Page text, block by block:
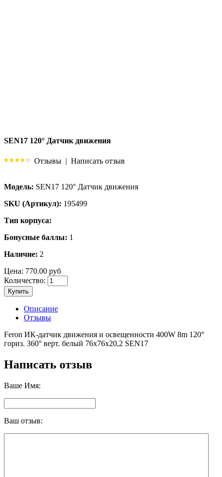
SEN17 120° Датчик движения
Отзывы | Написать отзыв
Модель: SEN17 120° Датчик движения
SKU (Артикул): 195499
Тип корпуса:
Бонусные баллы: 1
Наличие: 2
Цена: 770.00 руб
Количество:
Купить
Описание
Отзывы
Feron ИК-датчик движения и освещенности 400W 8m 120°
гориз. 360° верт. белый 76x76x20,2 SEN17
Написать отзыв
Ваше Имя:
Ваш отзыв: